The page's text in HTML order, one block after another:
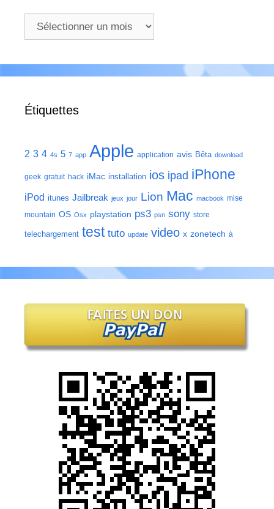
Archives
Étiquettes
2 3 4 4s 5 7 app Apple application avis Bêta download
geek gratuit hack iMac installation ios ipad iPhone
iPod itunes Jailbreak jeux jour Lion Mac macbook mise
mountain OS Osx playstation ps3 psn sony store
telechargement test tuto update video x zonetech à